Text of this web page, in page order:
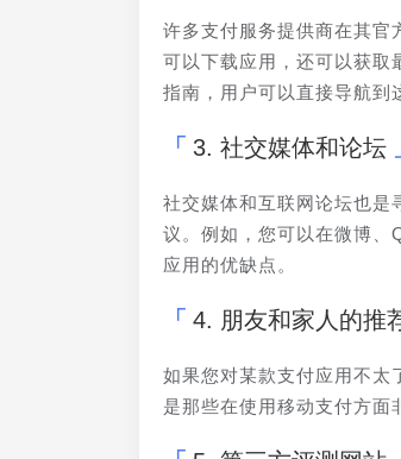
许多支付服务提供商在其官
可以下载应用，还可以获取
指南，用户可以直接导航到
3. 社交媒体和论坛
社交媒体和互联网论坛也是
议。例如，您可以在微博、
应用的优缺点。
4. 朋友和家人的推
如果您对某款支付应用不太
是那些在使用移动支付方面